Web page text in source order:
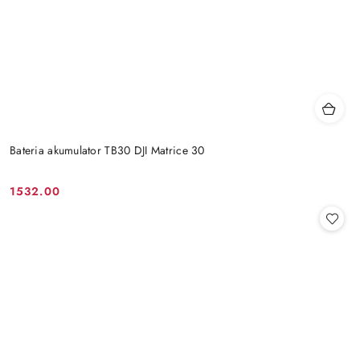
Bateria akumulator TB30 DJI Matrice 30
Cena:
1532.00